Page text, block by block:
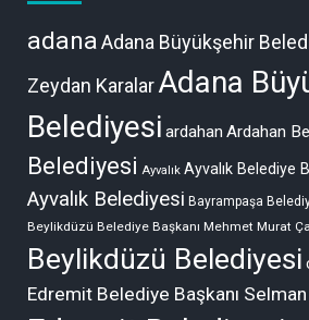
adanaAdana Büyükşehir
Zeydan KaralarAdana
Belediyesi ardahan Ardahan
Belediyesi Ayvalık Ayvalık Belediye
Ayvalık Belediyesi Bayrampaşa
Beylikdüzü Belediye Başkanı Mehmet Murat
Beylikdüzü Belediyesi
Edremit Belediye Başkanı